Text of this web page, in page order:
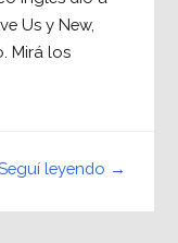
Us y New,
Mirá los
leyendo →